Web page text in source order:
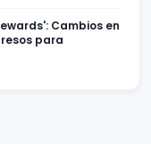
Cambios en
para